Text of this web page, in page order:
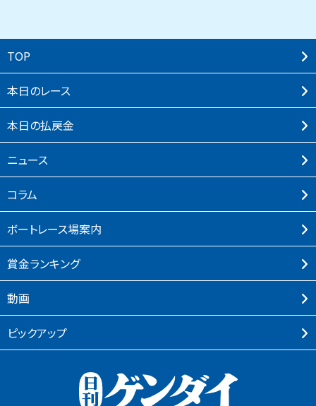
TOP
本⽇のレース
本⽇の払戻⾦
ニュース
コラム
ボートレース場案内
賞⾦ランキング
動画
ピックアップ